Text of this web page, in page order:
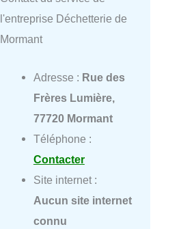
l'entreprise Déchetterie de
Mormant
Adresse : Rue des
Frères Lumière,
77720 Mormant
Téléphone :
Contacter
Site internet :
Aucun site internet
connu